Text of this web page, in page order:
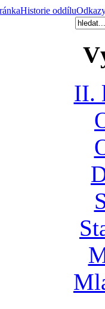
Historie oddílu
II.